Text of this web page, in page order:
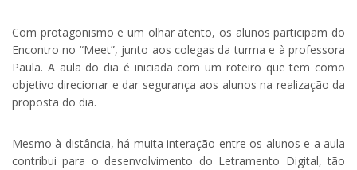
Com protagonismo e um olhar atento, os alunos participam do
Encontro no “Meet”, junto aos colegas da turma e à professora
Paula. A aula do dia é iniciada com um roteiro que tem como
objetivo direcionar e dar segurança aos alunos na realização da
proposta do dia.
Mesmo à distância, há muita interação entre os alunos e a aula
contribui para o desenvolvimento do Letramento Digital, tão